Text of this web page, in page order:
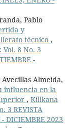
Pablo
y
técnico ,
8 No. 3
-
Almeida,
influencia en la
, Killkana
3 REVISTA
DICIEMBRE 2023